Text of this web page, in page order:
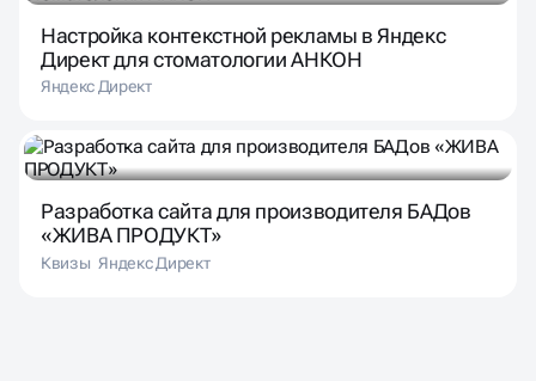
Настройка контекстной рекламы в Яндекс
Директ для стоматологии АНКОН
Яндекс Директ
Разработка сайта для производителя БАДов
«ЖИВА ПРОДУКТ»
Квизы Яндекс Директ